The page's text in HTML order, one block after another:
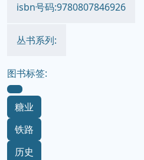
isbn号码:9780807846926
丛书系列:
图书标签:
糖业
铁路
历史